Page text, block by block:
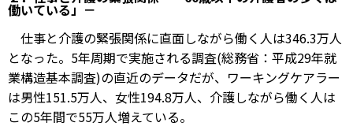
働いている」－
仕事と介護の緊張関係に直面しながら働く人は346.3万人
となった。5年周期で実施される調査(総務省：平成29年就
業構造基本調査)の直近のデータだが、ワーキングケアラー
は男性151.5万人、女性194.8万人、介護しながら働く人は
この5年間で55万人増えている。